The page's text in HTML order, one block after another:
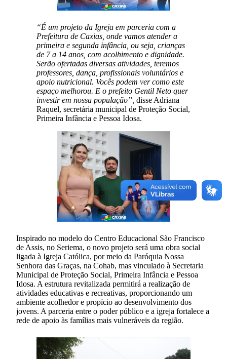
“É um projeto da Igreja em parceria com a
Prefeitura de Caxias, onde vamos atender a
primeira e segunda infância, ou seja, crianças
de 7 a 14 anos, com acolhimento e dignidade.
Serão ofertadas diversas atividades, teremos
professores, dança, profissionais voluntários e
apoio nutricional. Vocês podem ver como este
espaço melhorou. E o prefeito Gentil Neto quer
investir em nossa população”, disse Adriana
Raquel, secretária municipal de Proteção Social,
Primeira Infância e Pessoa Idosa.
Inspirado no modelo do Centro Educacional São Francisco
de Assis, no Seriema, o novo projeto será uma obra social
ligada à Igreja Católica, por meio da Paróquia Nossa
Senhora das Graças, na Cohab, mas vinculado à Secretaria
Municipal de Proteção Social, Primeira Infância e Pessoa
Idosa. A estrutura revitalizada permitirá a realização de
atividades educativas e recreativas, proporcionando um
ambiente acolhedor e propício ao desenvolvimento dos
jovens. A parceria entre o poder público e a igreja fortalece a
rede de apoio às famílias mais vulneráveis da região.